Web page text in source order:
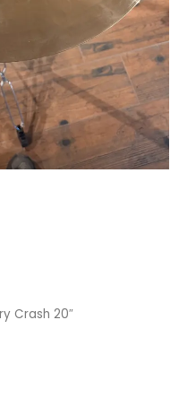
Crash 20″